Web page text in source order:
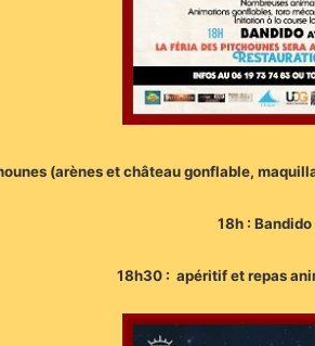
(arènes et château gonflable,
18h :
18h30 : apéritif et repas